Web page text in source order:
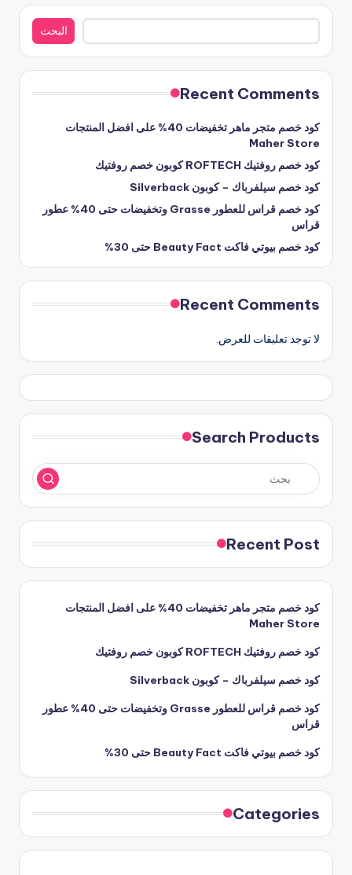
البحث
البحث
Recent Comments
كود خصم متجر ماهر تخفيضات 40% على افضل المنتجات
Maher Store
كود خصم روفتيك ROFTECH كوبون خصم روفتيك
كود خصم سيلفرباك – كوبون Silverback
كود خصم قراس للعطور Grasse وتخفيضات حتى 40% عطور
قراس
كود خصم بيوتي فاكت Beauty Fact حتى 30%
Recent Comments
لا توجد تعليقات للعرض.
Search Products
Recent Post
كود خصم متجر ماهر تخفيضات 40% على افضل المنتجات
Maher Store
كود خصم روفتيك ROFTECH كوبون خصم روفتيك
كود خصم سيلفرباك – كوبون Silverback
كود خصم قراس للعطور Grasse وتخفيضات حتى 40% عطور
قراس
كود خصم بيوتي فاكت Beauty Fact حتى 30%
Categories